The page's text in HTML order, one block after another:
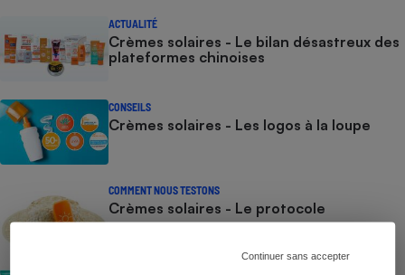
Continuer sans accepter
ACTUALITÉ
Crèmes solaires - Le bilan désastreux des
plateformes chinoises
CONSEILS
Crèmes solaires - Les logos à la loupe
COMMENT NOUS TESTONS
Crèmes solaires - Le protocole